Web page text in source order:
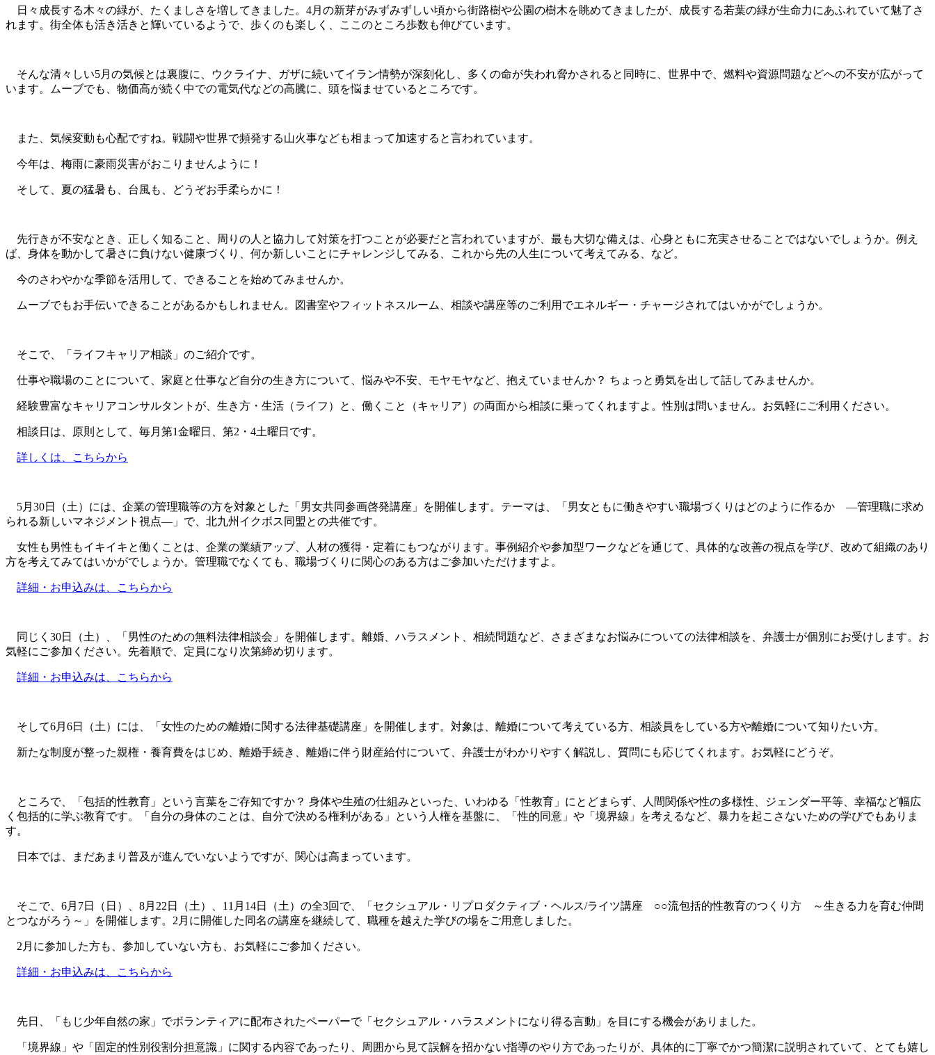
日々成長する木々の緑が、たくましさを増してきました。4月の新芽がみずみずしい頃から街路樹や公園の樹木を眺めてきましたが、成長する若葉の緑が生命力にあふれていて魅了さ
れます。街全体も活き活きと輝いているようで、歩くのも楽しく、ここのところ歩数も伸びています。
そんな清々しい5月の気候とは裏腹に、ウクライナ、ガザに続いてイラン情勢が深刻化し、多くの命が失われ脅かされると同時に、世界中で、燃料や資源問題などへの不安が広がって
います。ムーブでも、物価高が続く中での電気代などの高騰に、頭を悩ませているところです。
また、気候変動も心配ですね。戦闘や世界で頻発する山火事なども相まって加速すると言われています。
今年は、梅雨に豪雨災害がおこりませんように！
そして、夏の猛暑も、台風も、どうぞお手柔らかに！
先行きが不安なとき、正しく知ること、周りの人と協力して対策を打つことが必要だと言われていますが、最も大切な備えは、心身ともに充実させることではないでしょうか。例え
ば、身体を動かして暑さに負けない健康づくり、何か新しいことにチャレンジしてみる、これから先の人生について考えてみる、など。
今のさわやかな季節を活用して、できることを始めてみませんか。
ムーブでもお手伝いできることがあるかもしれません。図書室やフィットネスルーム、相談や講座等のご利用でエネルギー・チャージされてはいかがでしょうか。
そこで、「ライフキャリア相談」のご紹介です。
仕事や職場のことについて、家庭と仕事など自分の生き方について、悩みや不安、モヤモヤなど、抱えていませんか？ ちょっと勇気を出して話してみませんか。
経験豊富なキャリアコンサルタントが、生き方・生活（ライフ）と、働くこと（キャリア）の両面から相談に乗ってくれますよ。性別は問いません。お気軽にご利用ください。
相談日は、原則として、毎月第1金曜日、第2・4土曜日です。
詳しくは、こちらから
5月30日（土）には、企業の管理職等の方を対象とした「男女共同参画啓発講座」を開催します。テーマは、「男女ともに働きやすい職場づくりはどのように作るか ―管理職に求め
られる新しいマネジメント視点―」で、北九州イクボス同盟との共催です。
女性も男性もイキイキと働くことは、企業の業績アップ、人材の獲得・定着にもつながります。事例紹介や参加型ワークなどを通じて、具体的な改善の視点を学び、改めて組織のあり
方を考えてみてはいかがでしょうか。管理職でなくても、職場づくりに関心のある方はご参加いただけますよ。
詳細・お申込みは、こちらから
同じく30日（土）、「男性のための無料法律相談会」を開催します。離婚、ハラスメント、相続問題など、さまざまなお悩みについての法律相談を、弁護士が個別にお受けします。お
気軽にご参加ください。先着順で、定員になり次第締め切ります。
詳細・お申込みは、こちらから
そして6月6日（土）には、「女性のための離婚に関する法律基礎講座」を開催します。対象は、離婚について考えている方、相談員をしている方や離婚について知りたい方。
新たな制度が整った親権・養育費をはじめ、離婚手続き、離婚に伴う財産給付について、弁護士がわかりやすく解説し、質問にも応じてくれます。お気軽にどうぞ。
ところで、「包括的性教育」という言葉をご存知ですか？ 身体や生殖の仕組みといった、いわゆる「性教育」にとどまらず、人間関係や性の多様性、ジェンダー平等、幸福など幅広
く包括的に学ぶ教育です。「自分の身体のことは、自分で決める権利がある」という人権を基盤に、「性的同意」や「境界線」を考えるなど、暴力を起こさないための学びでもありま
す。
日本では、まだあまり普及が進んでいないようですが、関心は高まっています。
そこで、6月7日（日）、8月22日（土）、11月14日（土）の全3回で、「セクシュアル・リプロダクティブ・ヘルス/ライツ講座 ○○流包括的性教育のつくり方 ～生きる力を育む仲間
とつながろう～」を開催します。2月に開催した同名の講座を継続して、職種を越えた学びの場をご用意しました。
2月に参加した方も、参加していない方も、お気軽にご参加ください。
詳細・お申込みは、こちらから
先日、「もじ少年自然の家」でボランティアに配布されたペーパーで「セクシュアル・ハラスメントになり得る言動」を目にする機会がありました。
「境界線」や「固定的性別役割分担意識」に関する内容であったり、周囲から見て誤解を招かない指導のやり方であったりが、具体的に丁寧でかつ簡潔に説明されていて、とても嬉し